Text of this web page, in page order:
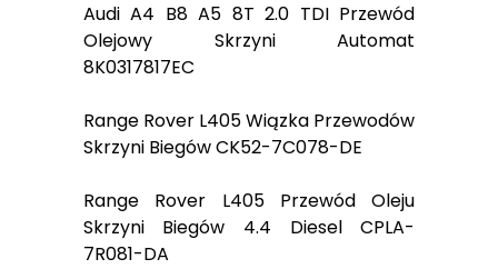
Audi A4 B8 A5 8T 2.0 TDI Przewód
Olejowy Skrzyni Automat
8K0317817EC
Range Rover L405 Wiązka Przewodów
Skrzyni Biegów CK52-7C078-DE
Range Rover L405 Przewód Oleju
Skrzyni Biegów 4.4 Diesel CPLA-
7R081-DA